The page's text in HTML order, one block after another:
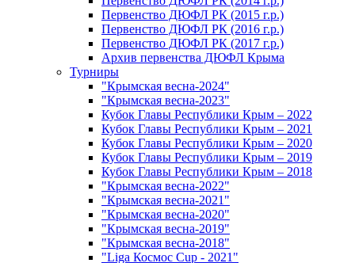
Первенство ДЮФЛ РК (2015 г.р.)
Первенство ДЮФЛ РК (2016 г.р.)
Первенство ДЮФЛ РК (2017 г.р.)
Архив первенства ДЮФЛ Крыма
Турниры
"Крымская весна-2024"
"Крымская весна-2023"
Кубок Главы Республики Крым – 2022
Кубок Главы Республики Крым – 2021
Кубок Главы Республики Крым – 2020
Кубок Главы Республики Крым – 2019
Кубок Главы Республики Крым – 2018
"Крымская весна-2022"
"Крымская весна-2021"
"Крымская весна-2020"
"Крымская весна-2019"
"Крымская весна-2018"
"Liga Космос Cup - 2021"